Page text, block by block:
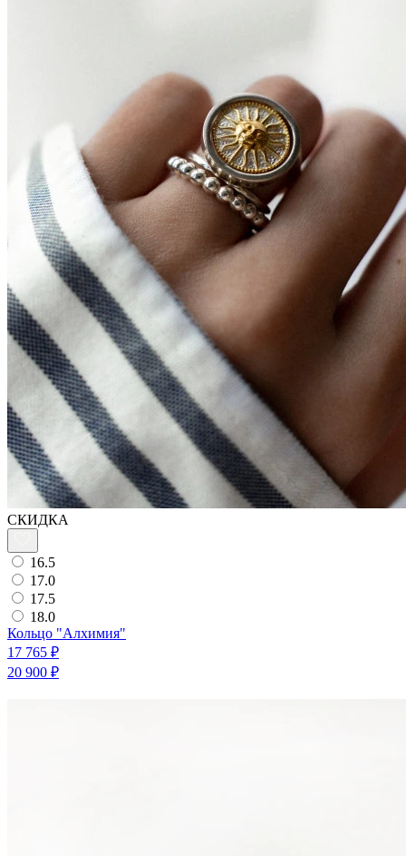
СКИДКА
16.5
17.0
17.5
18.0
Кольцо "Алхимия"
17 765 ₽
20 900 ₽